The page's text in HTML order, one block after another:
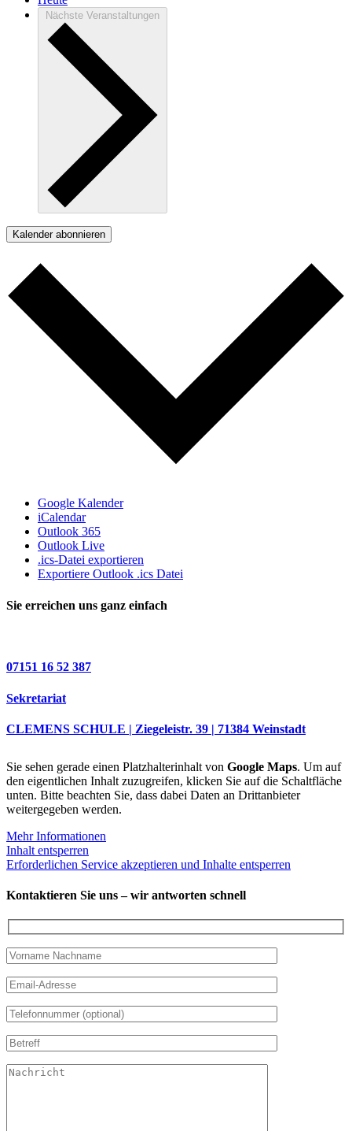
Nächste Veranstaltungen
Kalender abonnieren
Google Kalender
iCalendar
Outlook 365
Outlook Live
.ics-Datei exportieren
Exportiere Outlook .ics Datei
Sie erreichen uns ganz einfach
07151 16 52 387
Sekretariat
CLEMENS SCHULE | Ziegeleistr. 39 | 71384 Weinstadt
Sie sehen gerade einen Platzhalterinhalt von Google Maps. Um auf
den eigentlichen Inhalt zuzugreifen, klicken Sie auf die Schaltfläche
unten. Bitte beachten Sie, dass dabei Daten an Drittanbieter
weitergegeben werden.
Mehr Informationen
Inhalt entsperren
Erforderlichen Service akzeptieren und Inhalte entsperren
Kontaktieren Sie uns – wir antworten schnell